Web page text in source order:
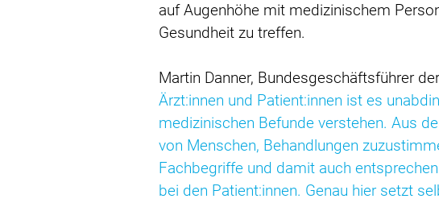
auf Augenhöhe mit medizinischem
Gesundheit zu treffen.
Martin Danner, Bundesgeschäftsführer
Ärzt:innen und Patient:innen ist es
medizinischen Befunde verstehen. Aus
von Menschen, Behandlungen
Fachbegriffe und damit auch
bei den Patient:innen. Genau hier setzt